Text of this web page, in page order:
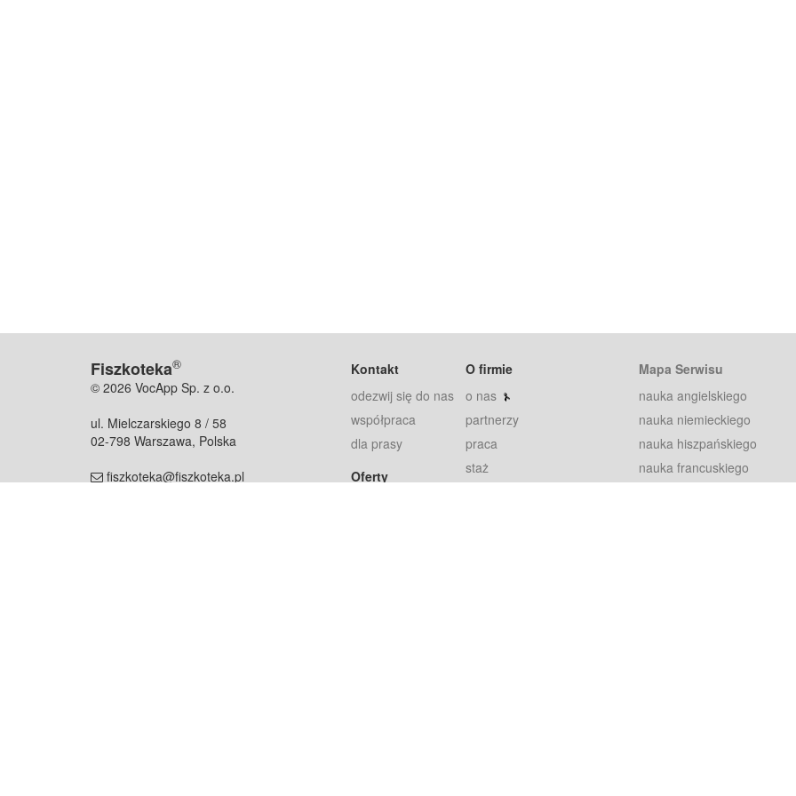
Fiszkoteka®
© 2026 VocApp Sp. z o.o.
ul. Mielczarskiego 8 / 58
02-798 Warszawa, Polska
fiszkoteka@fiszkoteka.pl
Kontakt
odezwij się do nas
współpraca
dla prasy
Oferty
O firmie
o nas
partnerzy
praca
staż
Mapa Serwisu
nauka angielskiego
nauka niemieckiego
nauka hiszpańskiego
nauka francuskiego